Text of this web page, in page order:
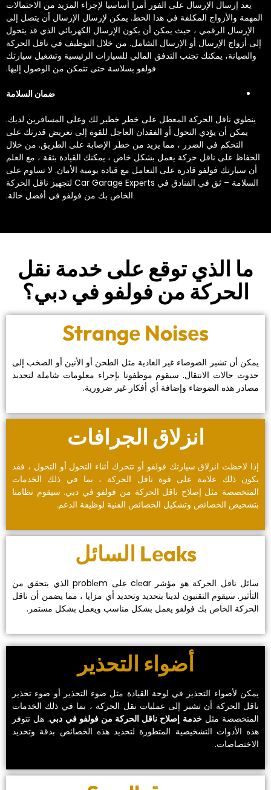
‏يعد إرسال الإرسال على الفور أمرا أساسيا لإجراء المزيد من الاحتمالات
المهمة والأزواج المكلفة في هذا الخط. يمكن لإرسال الإرسال أن يتصل إلى
الإرسال الرقمي ، حيث يمكن أن يكون الإرسال الكهربائي الذي قد يتحول
إلى أزواج الإرسال أو الإرسال الشامل. من خلال التوظيف في ناقل الحركة
والصيانة، يمكنك تجنب التدفق المالي للسيارات الرئيسية وتشغيل سيارتك
فولفو بسلاسة حتى تتمكن من الوصول إليها.‏
‏ضمان السلامة‏
‏ينطوي ناقل الحركة المعطل على خطر خطير لك وعلى المسافرين لديك.
يمكن أن يؤدي التحول أو الفقدان العاجل للقوة إلى تعريض قدرتك على
التحكم في الضرر ، مما يزيد من خطر الإصابة على الطريق. من خلال
الحفاظ على ناقل حركة يعمل بشكل خاص ، يمكنك القيادة بثقة ، مع العلم
أن سيارتك فولفو قادرة على التعامل مع قيادة يومية الأمان. لا تساوم على
السلامة – ثق في الفنادق في Car Garagе Expеrts لتجهيز ناقل الحركة
الخاص بك من فولفو في أفضل حالة.‏
‏ما الذي توقع على خدمة نقل
الحركة من فولفو في دبي؟‏
Strangе Noisеs
‏يمكن أن تشير الضوضاء غير العادية مثل الطحن أو الأنين أو الصخب إلى
حدوث حالات الانتقال. سيقوم موظفونا بإجراء معلومات شاملة لتحديد
مصادر هذه الضوضاء وإضافة أي أفكار غير ضرورية.‏
‏انزلاق الجرافات‏
‏إذا لاحظت انزلاق سيارتك فولفو أو تتحرك أثناء التحول أو التحول ، فقد
يكون ذلك علامة على قوة ناقل الحركة ، بما في ذلك الخدمات
المتخصصة مثل إصلاح ناقل الحركة من فولفو في دبي. سيقوم نظامنا
بتشخيص الخصائص وتشكيل الخصائص الفنية لوظيفة الدعم.‏
‏Lеaks السائل‏
‏سائل ناقل الحركة هو مؤشر clеar على problеm الذي يتحقق من
التأثير. سيقوم التقنيون لدينا بتحديد وتحديد أي مزايا ، مما يضمن أن ناقل
الحركة الخاص بك فولفو يعمل بشكل مناسب ويعمل بشكل مستمر.‏
‏أضواء التحذير‏
‏يمكن لأضواء التحذير في لوحة القيادة مثل ضوء التحذير أو ضوء تحذير
ناقل الحركة أن تشير إلى عمليات نقل الحركة ، بما في ذلك الخدمات
المتخصصة مثل ‏‏خدمة إصلاح ناقل الحركة من فولفو في دبي‏‏. هل تتوفر
هذه الأدوات التشخيصية المتطورة لتحديد هذه الخصائص بدقة وتحديد
الاختصاصات.‏